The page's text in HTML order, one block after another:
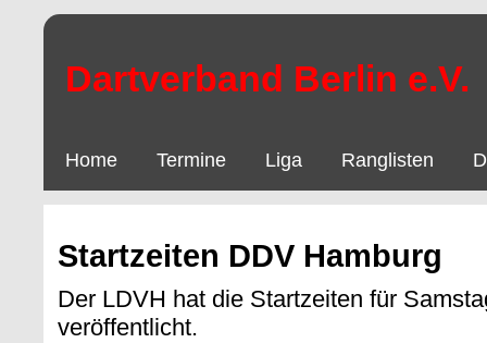
Dartverband Berlin e.V.
Home Termine Liga Ranglisten
Startzeiten DDV Hamburg
Der LDVH hat die Startzeiten für
veröffentlicht.